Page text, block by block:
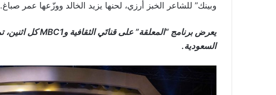
وبينك” للشاعر الخبز أرزي، لحنها يزيد الخالد ووزّعها عمر صباغ.
السعودية.